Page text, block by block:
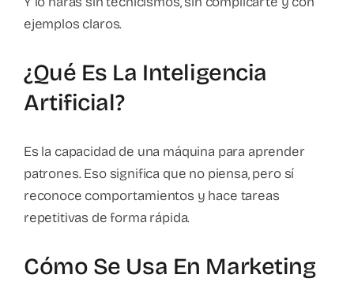
ejemplos claros.
¿Qué Es La Inteligencia
Artificial?
Es la capacidad de una máquina para aprender
patrones. Eso significa que no piensa, pero sí
reconoce comportamientos y hace tareas
repetitivas de forma rápida.
Cómo Se Usa En Marketing